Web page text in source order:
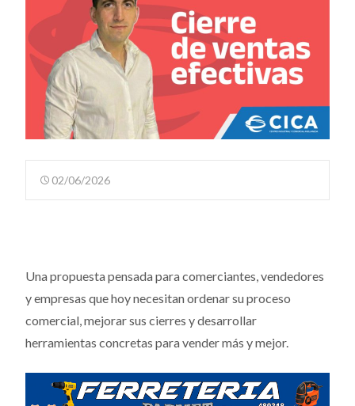
02/06/2026
Una propuesta pensada para comerciantes, vendedores
y empresas que hoy necesitan ordenar su proceso
comercial, mejorar sus cierres y desarrollar
herramientas concretas para vender más y mejor.